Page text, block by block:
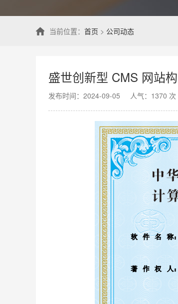
当前位置： 首页 > 公司动态
盛世创新型 CMS 网站
发布时间：2024-09-05 人气：1370 次